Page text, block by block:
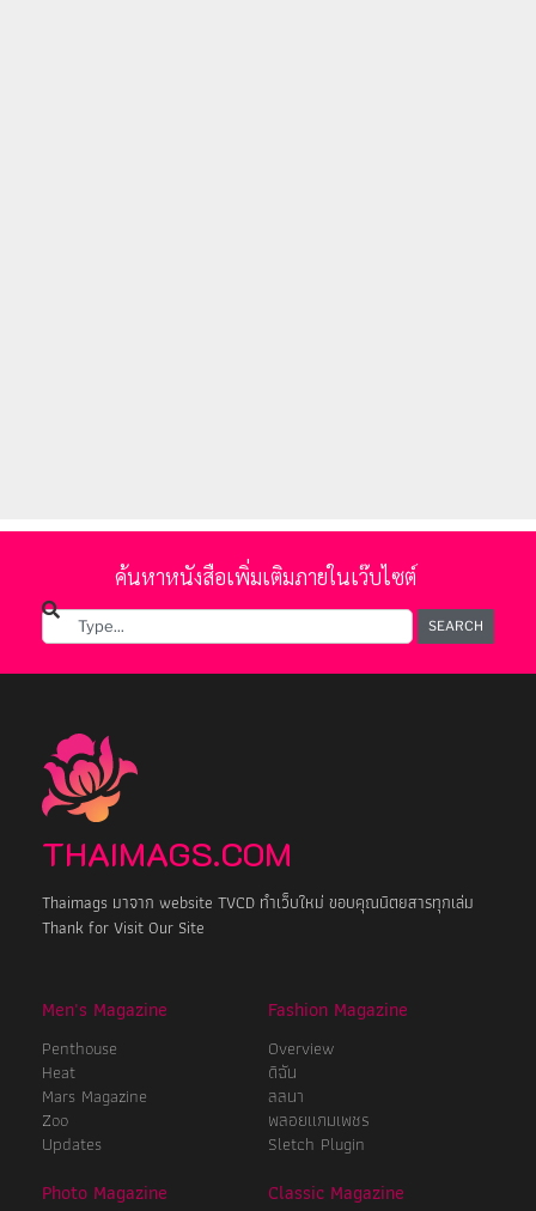
ค้นหาหนังสือเพิ่มเติมภายในเว๊บไซต์
SEARCH
THAIMAGS.COM
Thaimags มาจาก website TVCD ทำเว็บใหม่ ขอบคุณนิตยสารทุกเล่ม
Thank for Visit Our Site
Men's Magazine
Penthouse
Heat
Mars Magazine
Zoo
Updates
Fashion Magazine
Overview
ดิฉัน
ลลนา
พลอยแกมเพชร
Sletch Plugin
Photo Magazine Classic Magazine